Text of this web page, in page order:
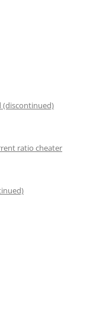
(discontinued)
ratio cheater